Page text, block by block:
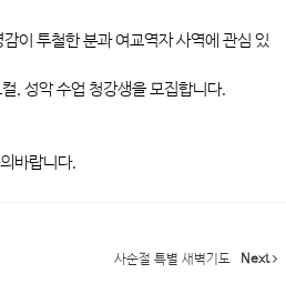
이 투철한 분과 여교역자 사역에 관심 있
, 성악 수업 청강생을 모집합니다.
바랍니다.
사순절 특별 새벽기도 Next